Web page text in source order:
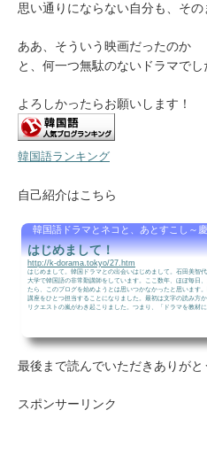
思い通りにならない自分も、その
ああ、そういう映画だったのか
と、何一つ無駄のないドラマでし
よろしかったらお願いします！
韓国語ランキング
自己紹介はこちら
韓国語ドラマとネコと、あとすこし～
はじめまして！
http://k-dorama.tokyo/27.htm
はじめまして。韓国ドラマとの出会いはじめまして。石田美智
大学で韓国語の非常勤講師をしています。ここ数年、ほぼ毎日
たら、このブログを始めようとは思いつかなかったと思います
講座をひとつ担当することになりました。最初は文字の読み
リクエストの嵐がわき起こりました。つまり、「ドラマを教材に
最後まで読んでいただきありがと
スポンサーリンク